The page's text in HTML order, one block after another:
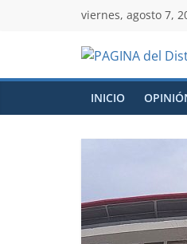
viernes, agosto 7,
INICIO